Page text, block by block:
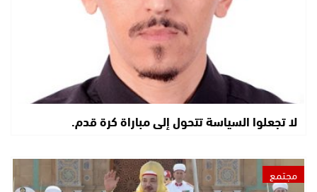
لا تجعلوا السياسة تتحول إلى مباراة كرة قدم.
مجتمع